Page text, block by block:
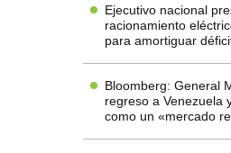
Ejecutivo nacional
racionamiento
para amortiguar
Bloomberg: General
regreso a Venezuela
como un «mercado